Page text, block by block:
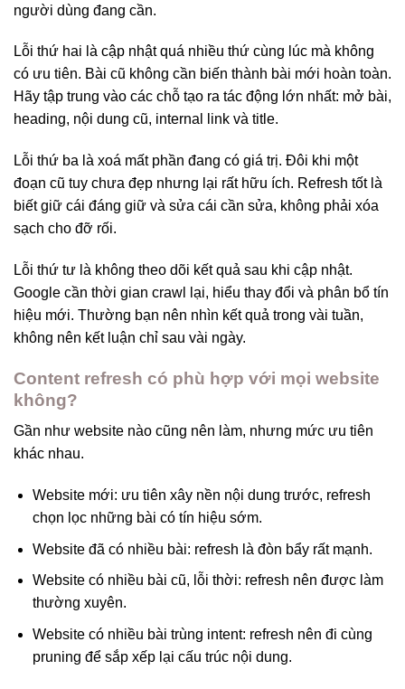
người dùng đang cần.
Lỗi thứ hai là cập nhật quá nhiều thứ cùng lúc mà không
có ưu tiên. Bài cũ không cần biến thành bài mới hoàn toàn.
Hãy tập trung vào các chỗ tạo ra tác động lớn nhất: mở bài,
heading, nội dung cũ, internal link và title.
Lỗi thứ ba là xoá mất phần đang có giá trị. Đôi khi một
đoạn cũ tuy chưa đẹp nhưng lại rất hữu ích. Refresh tốt là
biết giữ cái đáng giữ và sửa cái cần sửa, không phải xóa
sạch cho đỡ rối.
Lỗi thứ tư là không theo dõi kết quả sau khi cập nhật.
Google cần thời gian crawl lại, hiểu thay đổi và phân bổ tín
hiệu mới. Thường bạn nên nhìn kết quả trong vài tuần,
không nên kết luận chỉ sau vài ngày.
Content refresh có phù hợp với mọi website
không?
Gần như website nào cũng nên làm, nhưng mức ưu tiên
khác nhau.
Website mới: ưu tiên xây nền nội dung trước, refresh
chọn lọc những bài có tín hiệu sớm.
Website đã có nhiều bài: refresh là đòn bẩy rất mạnh.
Website có nhiều bài cũ, lỗi thời: refresh nên được làm
thường xuyên.
Website có nhiều bài trùng intent: refresh nên đi cùng
pruning để sắp xếp lại cấu trúc nội dung.